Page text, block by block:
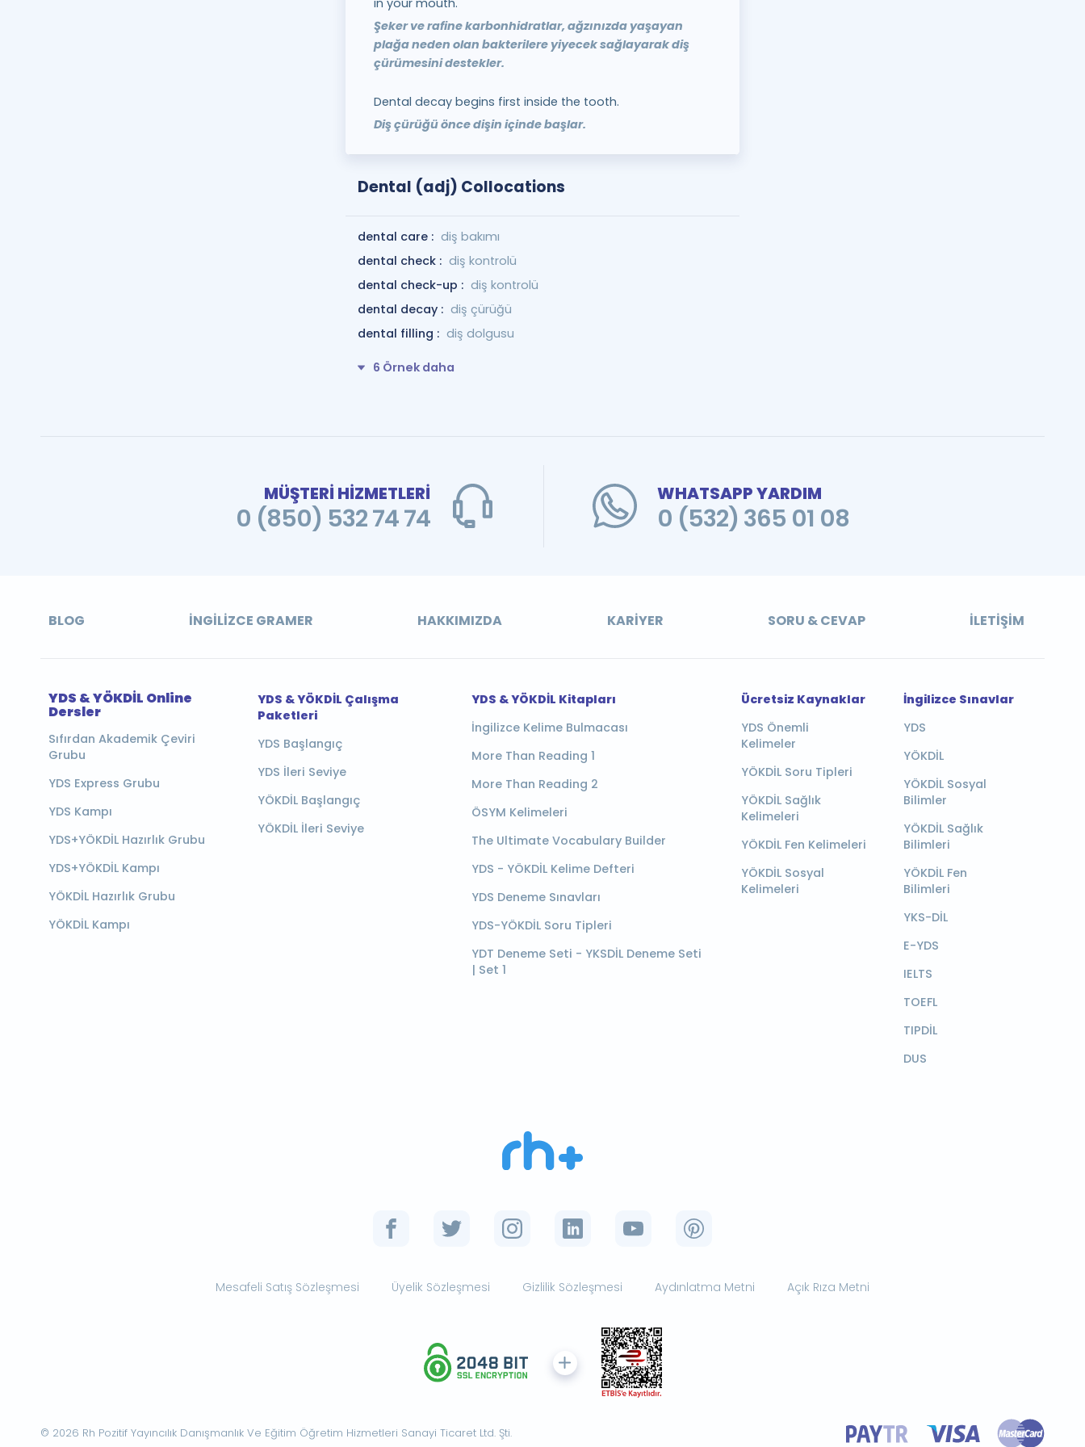
in your mouth.
Şeker ve rafine karbonhidratlar, ağzınızda yaşayan
plağa neden olan bakterilere yiyecek sağlayarak diş
çürümesini destekler.
Dental decay begins first inside the tooth.
Diş çürüğü önce dişin içinde başlar.
Dental (adj) Collocations
dental care : diş bakımı
dental check : diş kontrolü
dental check-up : diş kontrolü
dental decay : diş çürüğü
dental filling : diş dolgusu
6 Örnek daha
MÜŞTERİ HİZMETLERİ
0 (850) 532 74 74
WHATSAPP YARDIM
0 (532) 365 01 08
BLOG İNGILIZCE GRAMER HAKKIMIZDA KARIYER SORU & CEVAP İLETIŞIM
YDS & YÖKDİL Online
Dersler
Sıfırdan Akademik Çeviri
Grubu
YDS Express Grubu
YDS Kampı
YDS+YÖKDİL Hazırlık Grubu
YDS+YÖKDİL Kampı
YÖKDİL Hazırlık Grubu
YÖKDİL Kampı
YDS & YÖKDİL Çalışma
Paketleri
YDS Başlangıç
YDS İleri Seviye
YÖKDİL Başlangıç
YÖKDİL İleri Seviye
YDS & YÖKDİL Kitapları
İngilizce Kelime Bulmacası
More Than Reading 1
More Than Reading 2
ÖSYM Kelimeleri
The Ultimate Vocabulary Builder
YDS - YÖKDİL Kelime Defteri
YDS Deneme Sınavları
YDS-YÖKDİL Soru Tipleri
YDT Deneme Seti - YKSDİL Deneme Seti
| Set 1
Ücretsiz Kaynaklar
YDS Önemli
Kelimeler
YÖKDİL Soru Tipleri
YÖKDİL Sağlık
Kelimeleri
YÖKDİL Fen Kelimeleri
YÖKDİL Sosyal
Kelimeleri
İngilizce Sınavlar
YDS
YÖKDİL
YÖKDİL Sosyal
Bilimler
YÖKDİL Sağlık
Bilimleri
YÖKDİL Fen
Bilimleri
YKS-DİL
E-YDS
IELTS
TOEFL
TIPDİL
DUS
Mesafeli Satış Sözleşmesi Üyelik Sözleşmesi Gizlilik Sözleşmesi Aydınlatma Metni Açık Rıza Metni
© 2026 Rh Pozitif Yayıncılık Danışmanlık Ve Eğitim Öğretim Hizmetleri Sanayi Ticaret Ltd. Şti.